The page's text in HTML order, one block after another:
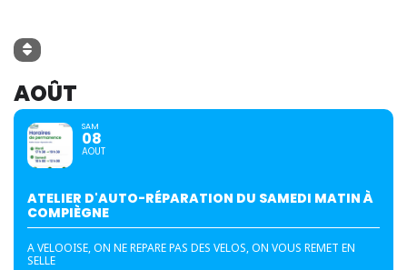
AOÛT
SAM
08
AOUT
ATELIER D'AUTO-RÉPARATION DU SAMEDI MATIN À
COMPIÈGNE
A VELOOISE, ON NE REPARE PAS DES VELOS, ON VOUS REMET EN
SELLE